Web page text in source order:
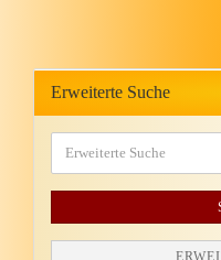
Erweiterte Suche